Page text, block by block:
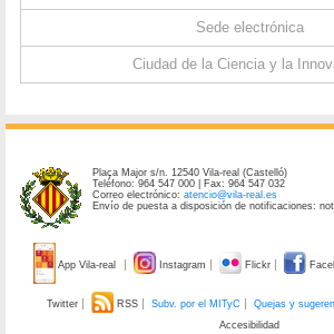
Sede electrónica
Ciudad de la Ciencia y la
Plaça Major s/n. 12540 Vila-real (Castelló)
Teléfono: 964 547 000 | Fax: 964 547 032
Correo electrónico:atencio@vila-real.es
Envío de puesta a disposición de notificaciones:
App Vila-real Instagram Flickr
Twitter RSS Subv. por el MITyC Quejas y
Accesibilidad